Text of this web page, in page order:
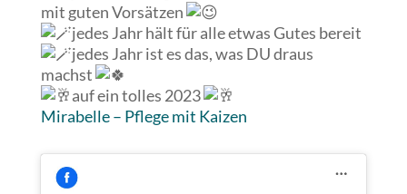
mit guten Vorsätzen
jedes Jahr hält für alle etwas Gutes bereit
jedes Jahr ist es das, was DU draus
machst
auf ein tolles 2023
Mirabelle – Pflege mit Kaizen